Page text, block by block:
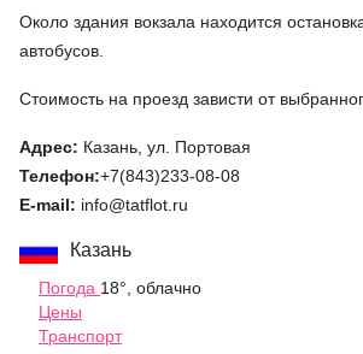
Около здания вокзала находится
автобусов.
Стоимость на проезд зависти от
Адрес: Казань, ул. Портовая
Телефон:+7(843)233-08-08
E-mail: info@tatflot.ru
Казань
Погода 18°, облачно
Цены
Транспорт